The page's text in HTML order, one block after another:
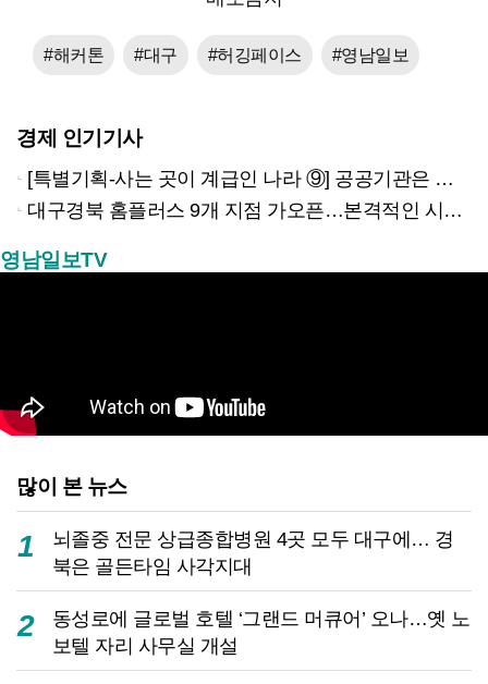
#해커톤 #대구 #허깅페이스 #영남일보
경제 인기기사
[특별기획-사는 곳이 계급인 나라 ⑨] 공공기관은 지방으로 왔지만, 그들이 사는 곳은 서울이었다
대구경북 홈플러스 9개 지점 가오픈…본격적인 시험대 올랐다
영남일보TV
많이 본 뉴스
1
뇌졸중 전문 상급종합병원 4곳 모두 대구에… 경
북은 골든타임 사각지대
2
동성로에 글로벌 호텔 ‘그랜드 머큐어’ 오나…옛 노
보텔 자리 사무실 개설